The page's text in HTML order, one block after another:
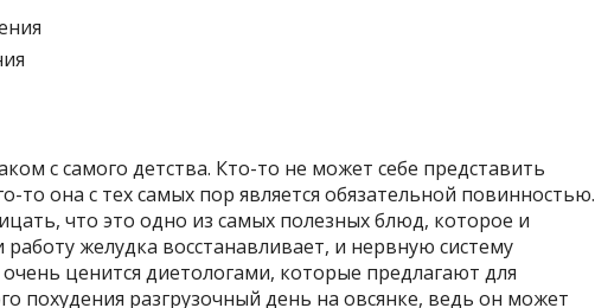
с самого детства. Кто-то не может себе представить
то она с тех самых пор является обязательной повинностью.
что это одно из самых полезных блюд, которое и
желудка восстанавливает, и нервную систему
ценится диетологами, которые предлагают для
похудения разгрузочный день на овсянке, ведь он может